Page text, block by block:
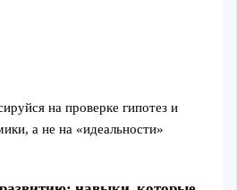
на проверке гипотез и
а не на «идеальности»